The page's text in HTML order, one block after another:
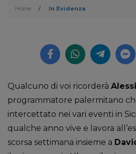
Home / In Evidenza
Qualcuno di voi ricorderà
programmatore palermitano
intercettato nei vari eventi in
qualche anno vive e lavora
scorsa settimana insieme a